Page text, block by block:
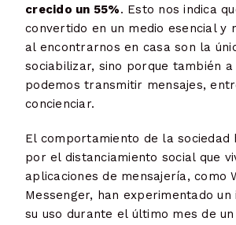
crecido un 55%. Esto nos indica
convertido en un medio esencial y
al encontrarnos en casa son la
sociabilizar, sino porque también
podemos transmitir mensajes,
concienciar.
El comportamiento de la sociedad
por el distanciamiento social que
aplicaciones de mensajería, como
Messenger, han experimentado
su uso durante el último mes de